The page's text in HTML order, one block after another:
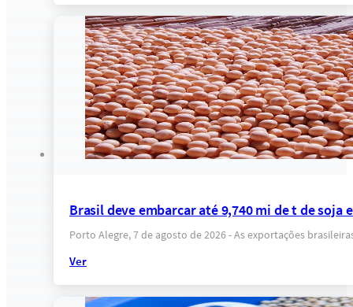
Brasil deve embarcar até 9,740 mi de t de soja
Porto Alegre, 7 de agosto de 2026 - As exportações
Ver